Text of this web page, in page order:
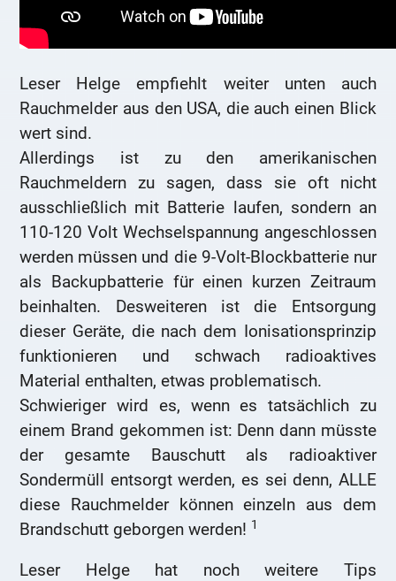
Leser Helge empfiehlt weiter unten auch
Rauchmelder aus den USA, die auch einen Blick
wert sind.
Allerdings ist zu den amerikanischen
Rauchmeldern zu sagen, dass sie oft nicht
ausschließlich mit Batterie laufen, sondern an
110-120 Volt Wechselspannung angeschlossen
werden müssen und die 9-Volt-Blockbatterie nur
als Backupbatterie für einen kurzen Zeitraum
beinhalten. Desweiteren ist die Entsorgung
dieser Geräte, die nach dem Ionisationsprinzip
funktionieren und schwach radioaktives
Material enthalten, etwas problematisch.
Schwieriger wird es, wenn es tatsächlich zu
einem Brand gekommen ist: Denn dann müsste
der gesamte Bauschutt als radioaktiver
Sondermüll entsorgt werden, es sei denn, ALLE
diese Rauchmelder können einzeln aus dem
Brandschutt geborgen werden! 1
Leser Helge hat noch weitere Tips